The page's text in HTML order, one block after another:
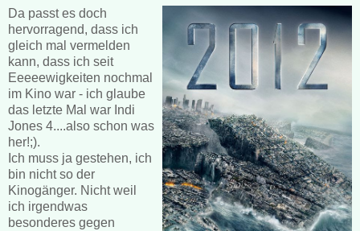
Da passt es doch
hervorragend, dass ich
gleich mal vermelden
kann, dass ich seit
Eeeeewigkeiten nochmal
im Kino war - ich glaube
das letzte Mal war Indi
Jones 4....also schon was
her!;).
Ich muss ja gestehen, ich
bin nicht so der
Kinogänger. Nicht weil
ich irgendwas
besonderes gegen